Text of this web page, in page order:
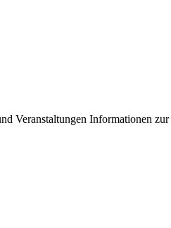
Veranstaltungen Informationen